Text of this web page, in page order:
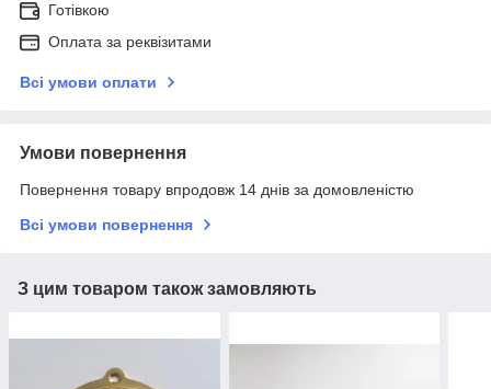
Готівкою
Оплата за реквізитами
Всі умови оплати
Умови повернення
Повернення товару впродовж 14 днів за домовленістю
Всі умови повернення
З цим товаром також замовляють